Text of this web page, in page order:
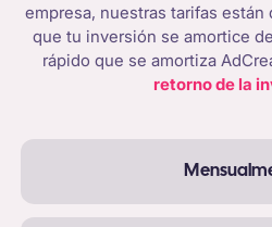
empresa, nuestras tarifas están
que tu inversión se amortice
rápido que se amortiza
retorno de la